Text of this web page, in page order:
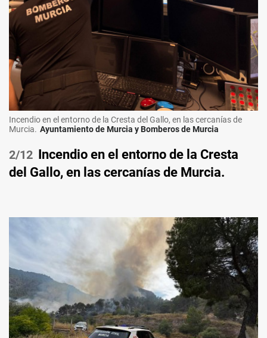
Incendio en el entorno de la Cresta del Gallo, en las cercanías de
Murcia. Ayuntamiento de Murcia y Bomberos de Murcia
/12 Incendio en el entorno de la Cresta
del Gallo, en las cercanías de Murcia.